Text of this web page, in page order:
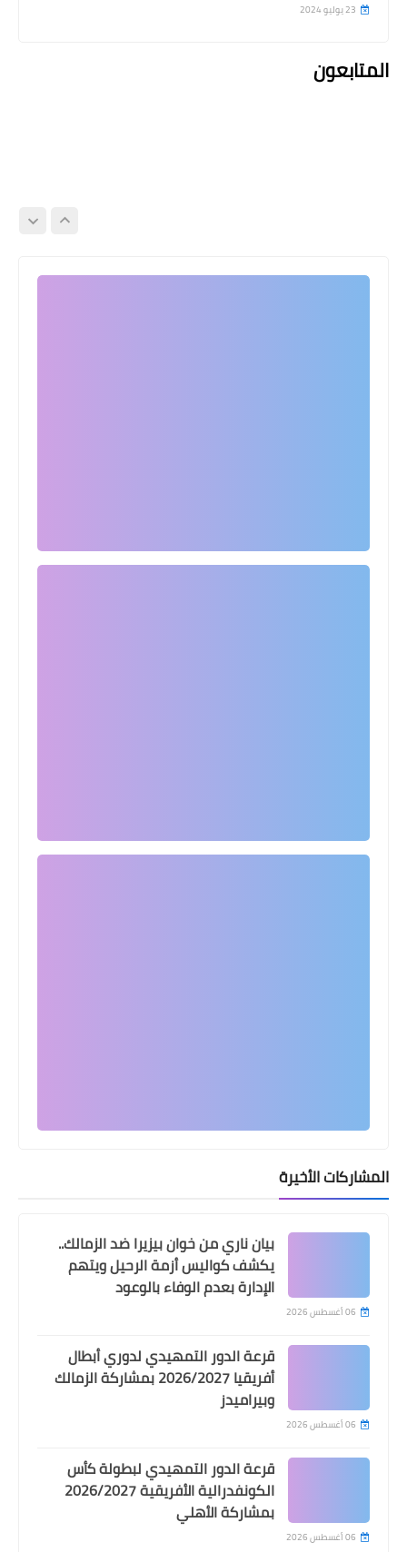
23 يوليو 2024
المتابعون
جدول ترتيب مجموعات كأس عاصمة مصر
2025-2026 (كأس الرابطة)
المشاركات الأخيرة
بيان ناري من خوان بيزيرا ضد الزمالك..
يكشف كواليس أزمة الرحيل ويتهم
الإدارة بعدم الوفاء بالوعود
06 أغسطس 2026
قرعة الدور التمهيدي لدوري أبطال
أفريقيا 2026/2027 بمشاركة الزمالك
وبيراميدز
06 أغسطس 2026
قرعة الدور التمهيدي لبطولة كأس
الكونفدرالية الأفريقية 2026/2027
بمشاركة الأهلي
06 أغسطس 2026